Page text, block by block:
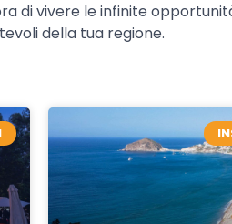
di vivere le infinite
della tua regione.